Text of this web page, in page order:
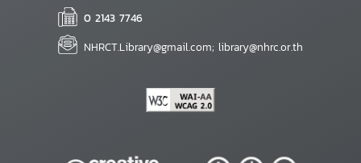
0 2143 7746
NHRCT.Library@gmail.com; library@nhrc.or.th